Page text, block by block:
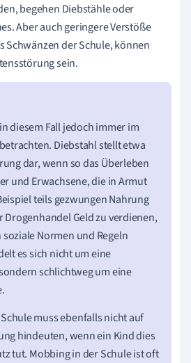
begehen Diebstähle oder
Aber auch geringere Verstöße
Schwänzen der Schule, können
sein.
diesem Fall jedoch immer im
Diebstahl stellt etwa
dar, wenn so das Überleben
und Erwachsene, die in Armut
teils gezwungen Nahrung
Drogenhandel Geld zu verdienen,
Normen und Regeln
es sich nicht um eine
schlichtweg um eine
muss ebenfalls nicht auf
hindeuten, wenn ein Kind dies
tut. Mobbing in der Schule ist oft